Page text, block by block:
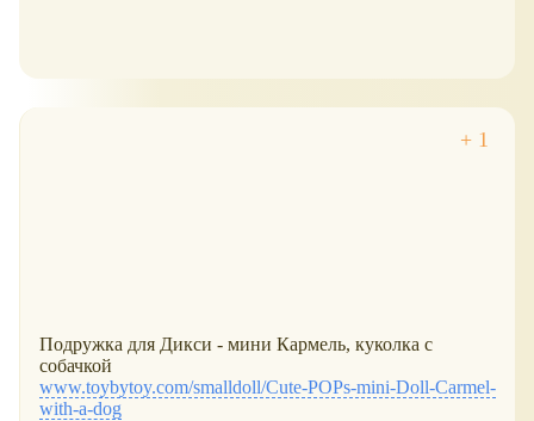
Подружка для Дикси - мини Кармель, куколка с
собачкой
www.toybytoy.com/smalldoll/Cute-POPs-mini-Doll-Carmel-
with-a-dog